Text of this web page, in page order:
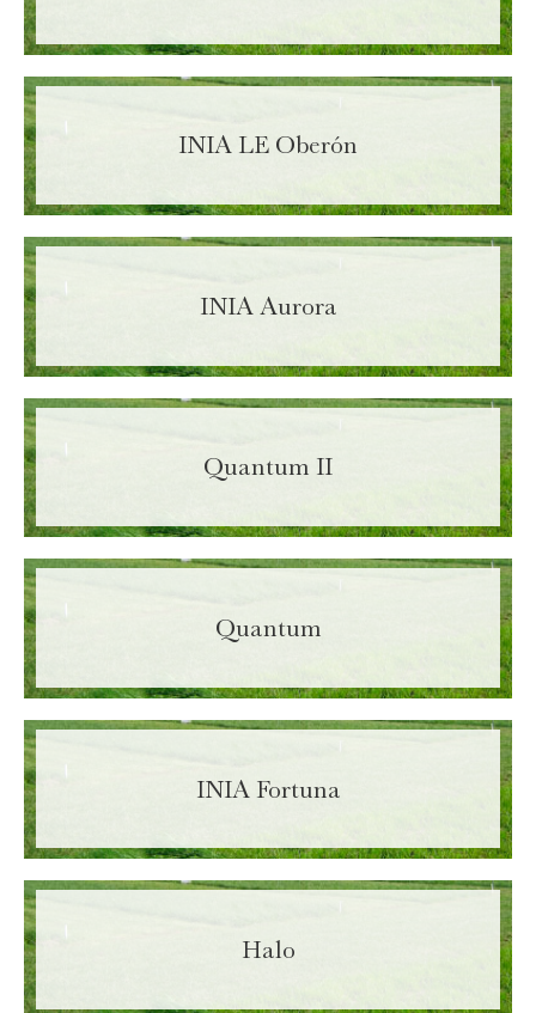
INIA LE Oberón
INIA Aurora
Quantum II
Quantum
INIA Fortuna
Halo
Enter your information in order to download
Name Required
Activity